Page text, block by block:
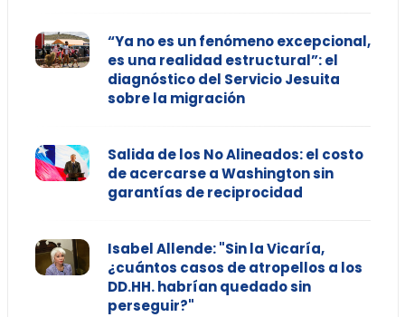
“Ya no es un fenómeno excepcional,
es una realidad estructural”: el
diagnóstico del Servicio Jesuita
sobre la migración
Salida de los No Alineados: el costo
de acercarse a Washington sin
garantías de reciprocidad
Isabel Allende: "Sin la Vicaría,
¿cuántos casos de atropellos a los
DD.HH. habrían quedado sin
perseguir?"